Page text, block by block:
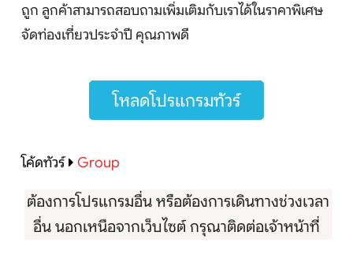
ถูก ลูกค้าสามารถสอบถามเพิ่มเติมกับเราได้ในราคาพิเศษ
จัดท่องเที่ยวประจำปี คุณภาพดี
โหลดโปรแกรมทัวร์
โค้ดทัวร์ Group
ต้องการโปรแกรมอื่น หรือต้องการเดินทางช่วงเวลา
อื่น นอกเหนือจากเว็บไซต์ กรุณาติดต่อเจ้าหน้าที่